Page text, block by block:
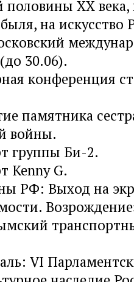
половины XX
на искусство
30.06).
конференция
памятника
войны.
группы Би-2.
Kenny G.
РФ: Выход на
VI